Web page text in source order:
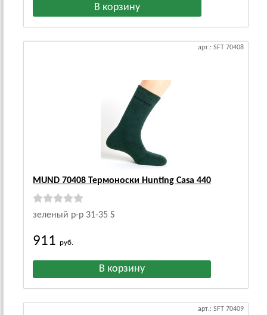
арт.: SFT 70408
MUND 70408 Термоноски Hunting Casa 440
зеленый р-р 31-35 S
911 руб.
арт.: SFT 70409